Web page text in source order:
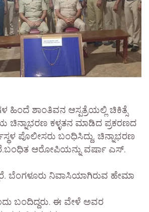
ಹಿಂದೆ ಶಾಂತಿವನ ಆಸ್ಪತ್ರೆಯಲ್ಲಿ ಚಿಕಿತ್ಸೆ
ಚಿನ್ನಾಭರಣ ಕಳ್ಳತನ ಮಾಡಿದ ಪ್ರಕರಣದ
ಪೊಲೀಸರು ಬಂಧಿಸಿದ್ದು, ಚಿನ್ನಾಭರಣ
ಆರೋಪಿಯನ್ನು ವರ್ಷಾ ಎಸ್.
ಬೆಂಗಳೂರು ನಿವಾಸಿಯಾಗಿರುವ ಹೇಮಾ
ಬಂದಿದ್ದರು. ಈ ವೇಳೆ ಅವರ